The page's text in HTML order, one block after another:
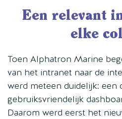
Een relevant
elke
Toen Alphatron Marine
van het intranet naar de
werd meteen duidelijk: een
gebruiksvriendelijk
Daarom werd eerst het